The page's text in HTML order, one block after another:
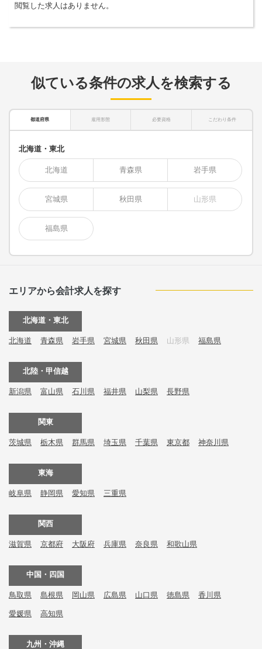
閲覧した求人はありません。
似ている条件の求人を検索する
都道府県 雇用形態 必要資格 こだわり条件
北海道・東北
北海道 青森県 岩手県
宮城県 秋田県 山形県
福島県
エリアから会計求人を探す
北海道・東北
北海道 青森県 岩手県 宮城県 秋田県 山形県 福島県
北陸・甲信越
新潟県 富山県 石川県 福井県 山梨県 長野県
関東
茨城県 栃木県 群馬県 埼玉県 千葉県 東京都 神奈川県
東海
岐阜県 静岡県 愛知県 三重県
関西
滋賀県 京都府 大阪府 兵庫県 奈良県 和歌山県
中国・四国
鳥取県 島根県 岡山県 広島県 山口県 徳島県 香川県
愛媛県 高知県
九州・沖縄